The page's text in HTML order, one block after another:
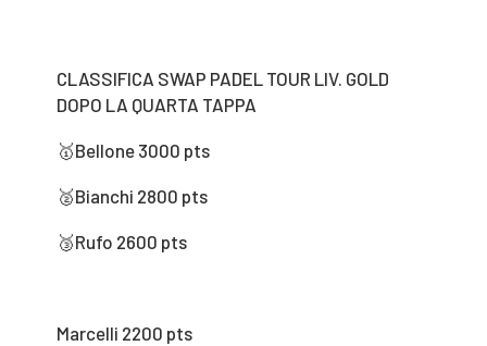
CLASSIFICA SWAP PADEL TOUR LIV. GOLD
DOPO LA QUARTA TAPPA
🥇Bellone 3000 pts
🥈Bianchi 2800 pts
🥉Rufo 2600 pts
Marcelli 2200 pts